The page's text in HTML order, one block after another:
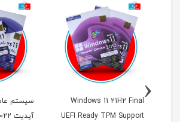
Windows 11 21H2 Final
UEFI Ready TPM Support
آپدیت 2022 نشر پرنیان
‹